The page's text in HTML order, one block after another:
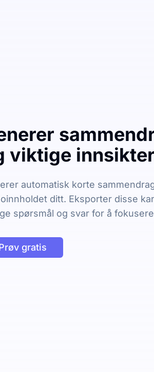
viktige
automatisk korte
ditt. Eksporter disse
spørsmål og svar for å
gratis